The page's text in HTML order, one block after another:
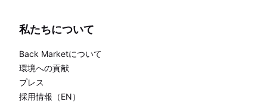
私たちについて
Back Marketについて
環境への貢献
プレス
採用情報（EN）